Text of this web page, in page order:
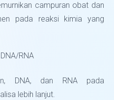
campuran obat dan
pada reaksi kimia yang
RNA
DNA, dan RNA pada
lebih lanjut.